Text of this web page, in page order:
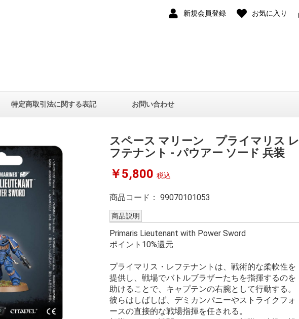
新規会員登録 お気に入り
特定商取引法に関する表記 お問い合わせ
スペース マリーン プライマリス レ
フテナント - パウアー ソード 兵装
￥5,800 税込
商品コード：99070101053
商品説明
Primaris Lieutenant with Power Sword
ポイント10%還元
プライマリス・レフテナントは、戦術的な柔軟性を
提供し、戦場でバトルブラザーたちを指揮するのを
助けることで、キャプテンの右腕として行動する。
彼らはしばしば、デミカンパニーやストライクフォ
ースの直接的な戦場指揮を任される。